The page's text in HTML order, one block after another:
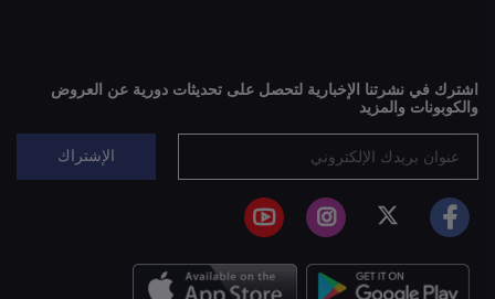
اشترك في نشرتنا الإخبارية لتحصل على تحديثات دورية عن العروض
والكوبونات والمزيد
الإشتراك